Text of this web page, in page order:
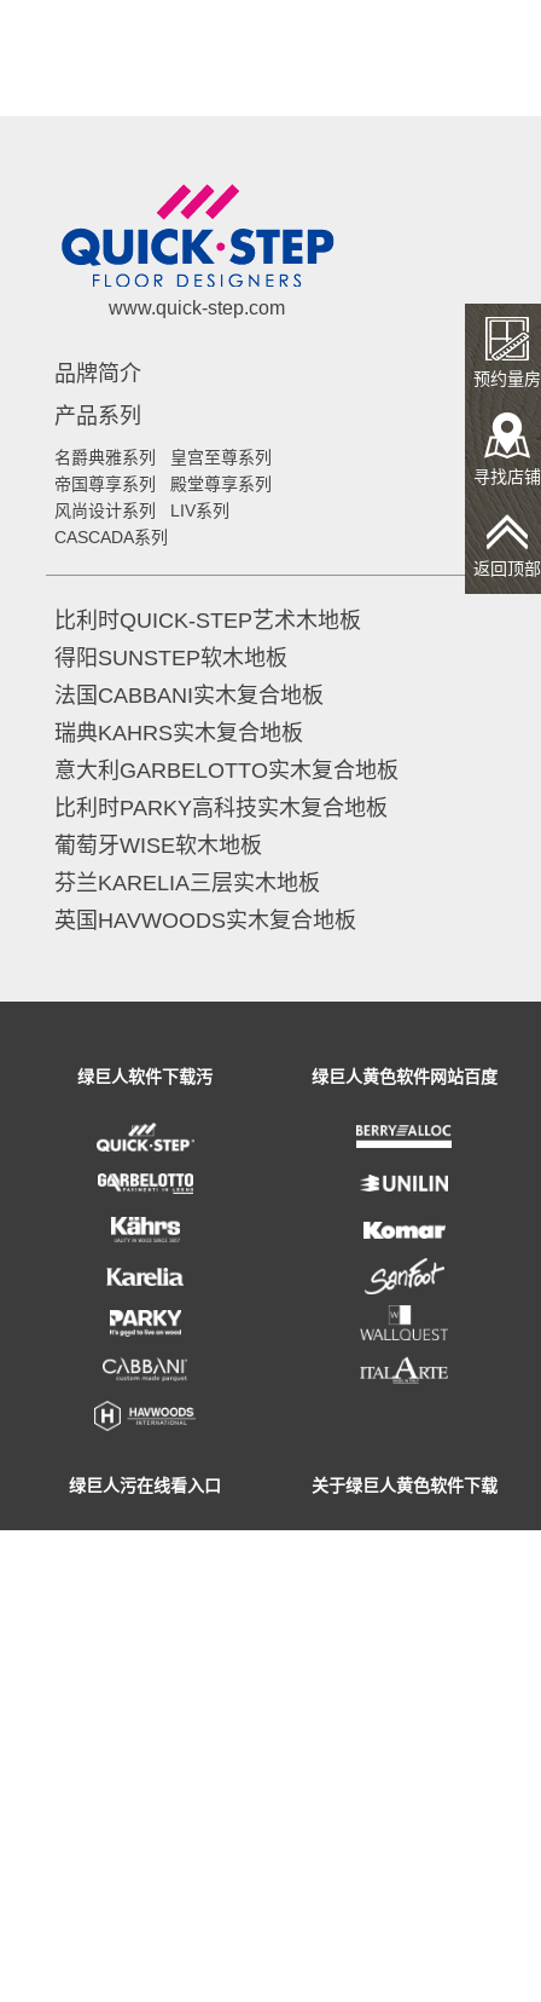
www.quick-step.com
品牌简介
产品系列
名爵典雅系列
皇宫至尊系列
帝国尊享系列
殿堂尊享系列
风尚设计系列
LIV系列
CASCADA系列
比利时QUICK-STEP艺术木地板
得阳SUNSTEP软木地板
法国CABBANI实木复合地板
瑞典KAHRS实木复合地板
意大利GARBELOTTO实木复合地板
比利时PARKY高科技实木复合地板
葡萄牙WISE软木地板
芬兰KARELIA三层实木地板
英国HAVWOODS实木复合地板
预约量房
寻找店铺
返回顶部